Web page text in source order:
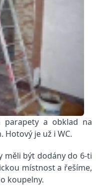
parapety a obklad na
Hotový je už i WC.
měli být dodány do 6-ti
místnost a řešíme,
koupelny.